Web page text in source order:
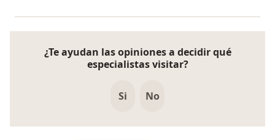
¿Te ayudan las opiniones a decidir qué
especialistas visitar?
Si No